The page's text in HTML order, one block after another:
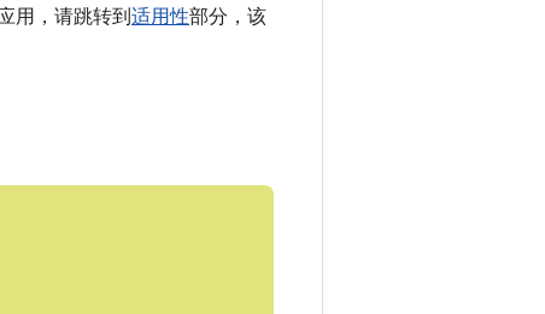
用，请跳转到适用性部分，该